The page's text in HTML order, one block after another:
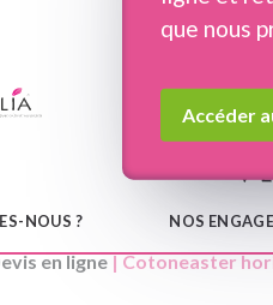
NOUS ? NOS
que nous
Accéder
en ligne| Cotoneaster